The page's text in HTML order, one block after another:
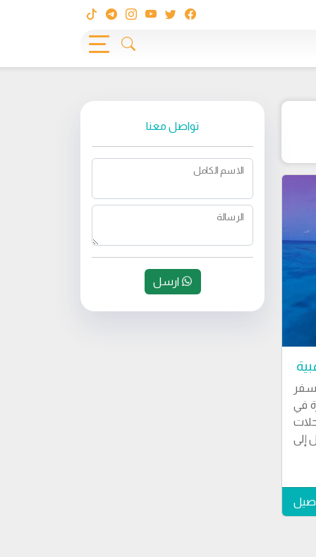
في
إلى
تواصل معنا
الاسم الكامل
الرسالة
ارسل